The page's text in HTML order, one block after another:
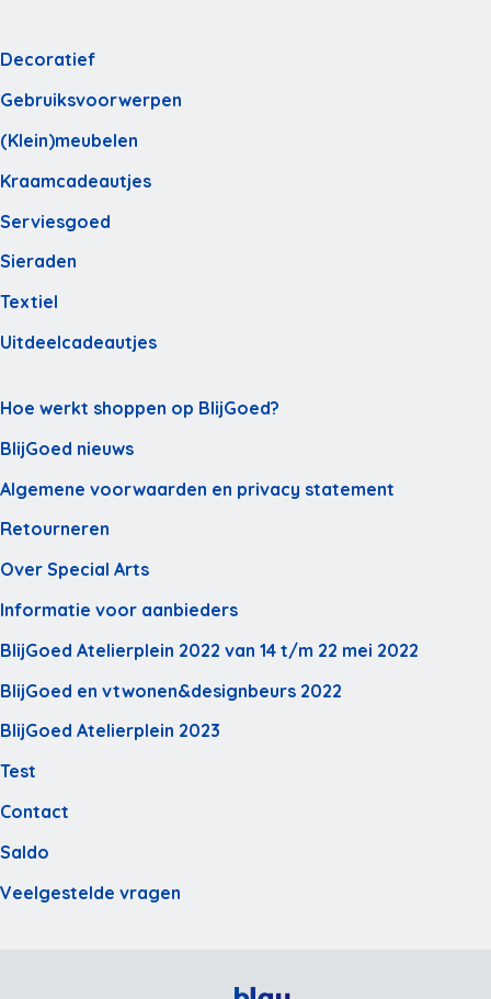
Decoratief
Gebruiksvoorwerpen
(Klein)meubelen
Kraamcadeautjes
Serviesgoed
Sieraden
Textiel
Uitdeelcadeautjes
Hoe werkt shoppen op BlijGoed?
BlijGoed nieuws
Algemene voorwaarden en privacy statement
Retourneren
Over Special Arts
Informatie voor aanbieders
BlijGoed Atelierplein 2022 van 14 t/m 22 mei 2022
BlijGoed en vtwonen&designbeurs 2022
BlijGoed Atelierplein 2023
Test
Contact
Saldo
Veelgestelde vragen